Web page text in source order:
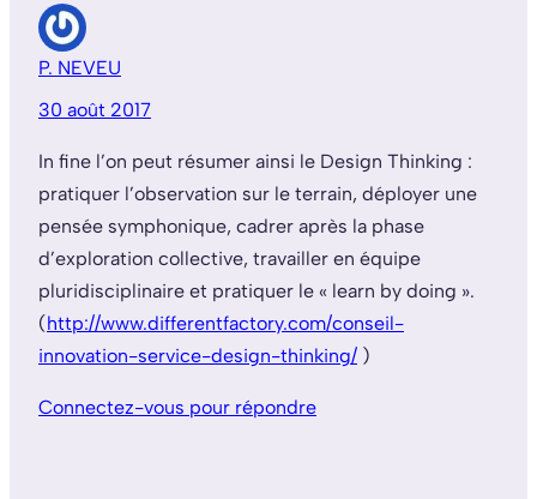
P. NEVEU
30 août 2017
In fine l’on peut résumer ainsi le Design Thinking :
pratiquer l’observation sur le terrain, déployer une
pensée symphonique, cadrer après la phase
d’exploration collective, travailler en équipe
pluridisciplinaire et pratiquer le « learn by doing ».
(http://www.differentfactory.com/conseil-
innovation-service-design-thinking/ )
Connectez-vous pour répondre